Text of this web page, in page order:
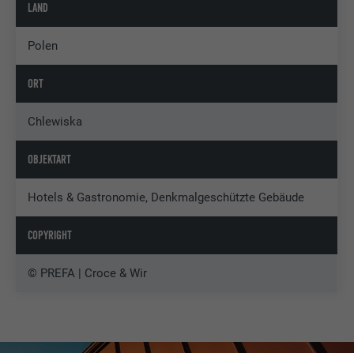
LAND
Polen
ORT
Chlewiska
OBJEKTART
Hotels & Gastronomie, Denkmalgeschützte Gebäude
COPYRIGHT
© PREFA | Croce & Wir